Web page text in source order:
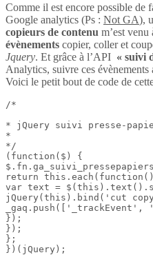
Comme il est encore possible de
Google analytics (Ps : Not GA),
copieurs de contenu m’est venu
évènements copier, coller et
Jquery. Et grâce à l’API « suivi
Analytics, suivre ces
Voici le petit bout de code de
/*
* jQuery suivi presse-
*
*/
(function($) {
return
var text =
jQuery(this).bind('cut
_gaq.push(['_trackEvent',
});
});
};
})(jQuery);